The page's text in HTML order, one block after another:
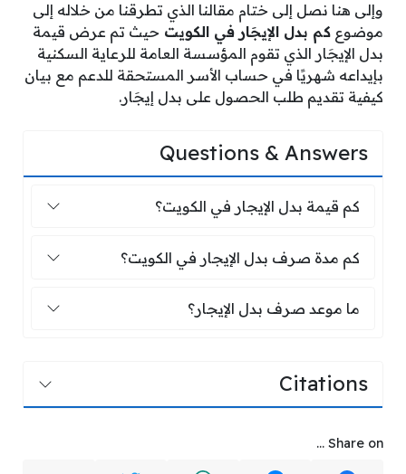
وإلى هنا نصل إلى ختام مقالنا الذي تطرقنا من خلاله إلى
موضوع كم بدل الإيجَار في الكويت حيث تم عرض قيمة
بدل الإيجَار الذي تقوم المؤسسة العامة للرعاية السكنية
بإيداعه شهريًا في حساب الأسر المستحقة للدعم مع بيان
كيفية تقديم طلب الحصول على بدل إيجَار.
Questions & Answers
كم قيمة بدل الإيجار في الكويت؟
كم قيمة بدل الإيجار في الكويت؟
كم مدة صرف بدل الإيجار في الكويت؟
كم مدة صرف بدل الإيجار في الكويت؟
ما موعد صرف بدل الإيجار؟
ما موعد صرف بدل الإيجار؟
Citations
Share on ...